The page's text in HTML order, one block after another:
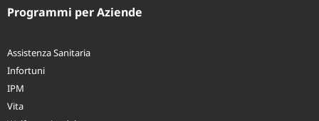
Programmi per Aziende
Assistenza Sanitaria
Infortuni
IPM
Vita